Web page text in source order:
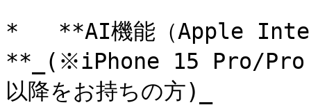
*   **AI機能（Apple
**_(※iPhone 15 Pro/Pro
以降をお持ちの方)_